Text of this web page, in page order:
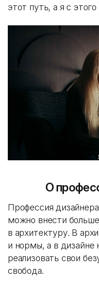
этот путь, а я с
О
Профессия
можно внести
в архитектуру. В
и нормы, а в дизайне
реализовать свои
свобода.